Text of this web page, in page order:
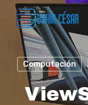
content
Computación